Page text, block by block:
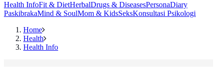
Health InfoFit & DietHerbalDrugs & DiseasesPersonaDiary
PaskibrakaMind & SoulMom & KidsSeksKonsultasi Psikologi
Home
Health
Health Info